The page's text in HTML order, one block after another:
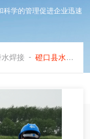
科学的管理促进企业迅速
水焊接 - 磴口县水下阳极防腐块焊接公司